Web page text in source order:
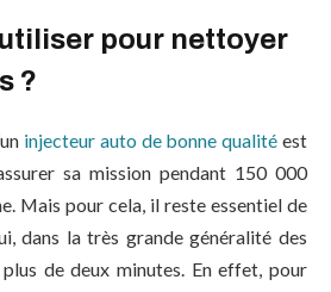
pour nettoyer
?
injecteur auto de bonne qualité est
sa mission pendant 150 000
Mais pour cela, il reste essentiel de
dans la très grande généralité des
de deux minutes. En effet, pour